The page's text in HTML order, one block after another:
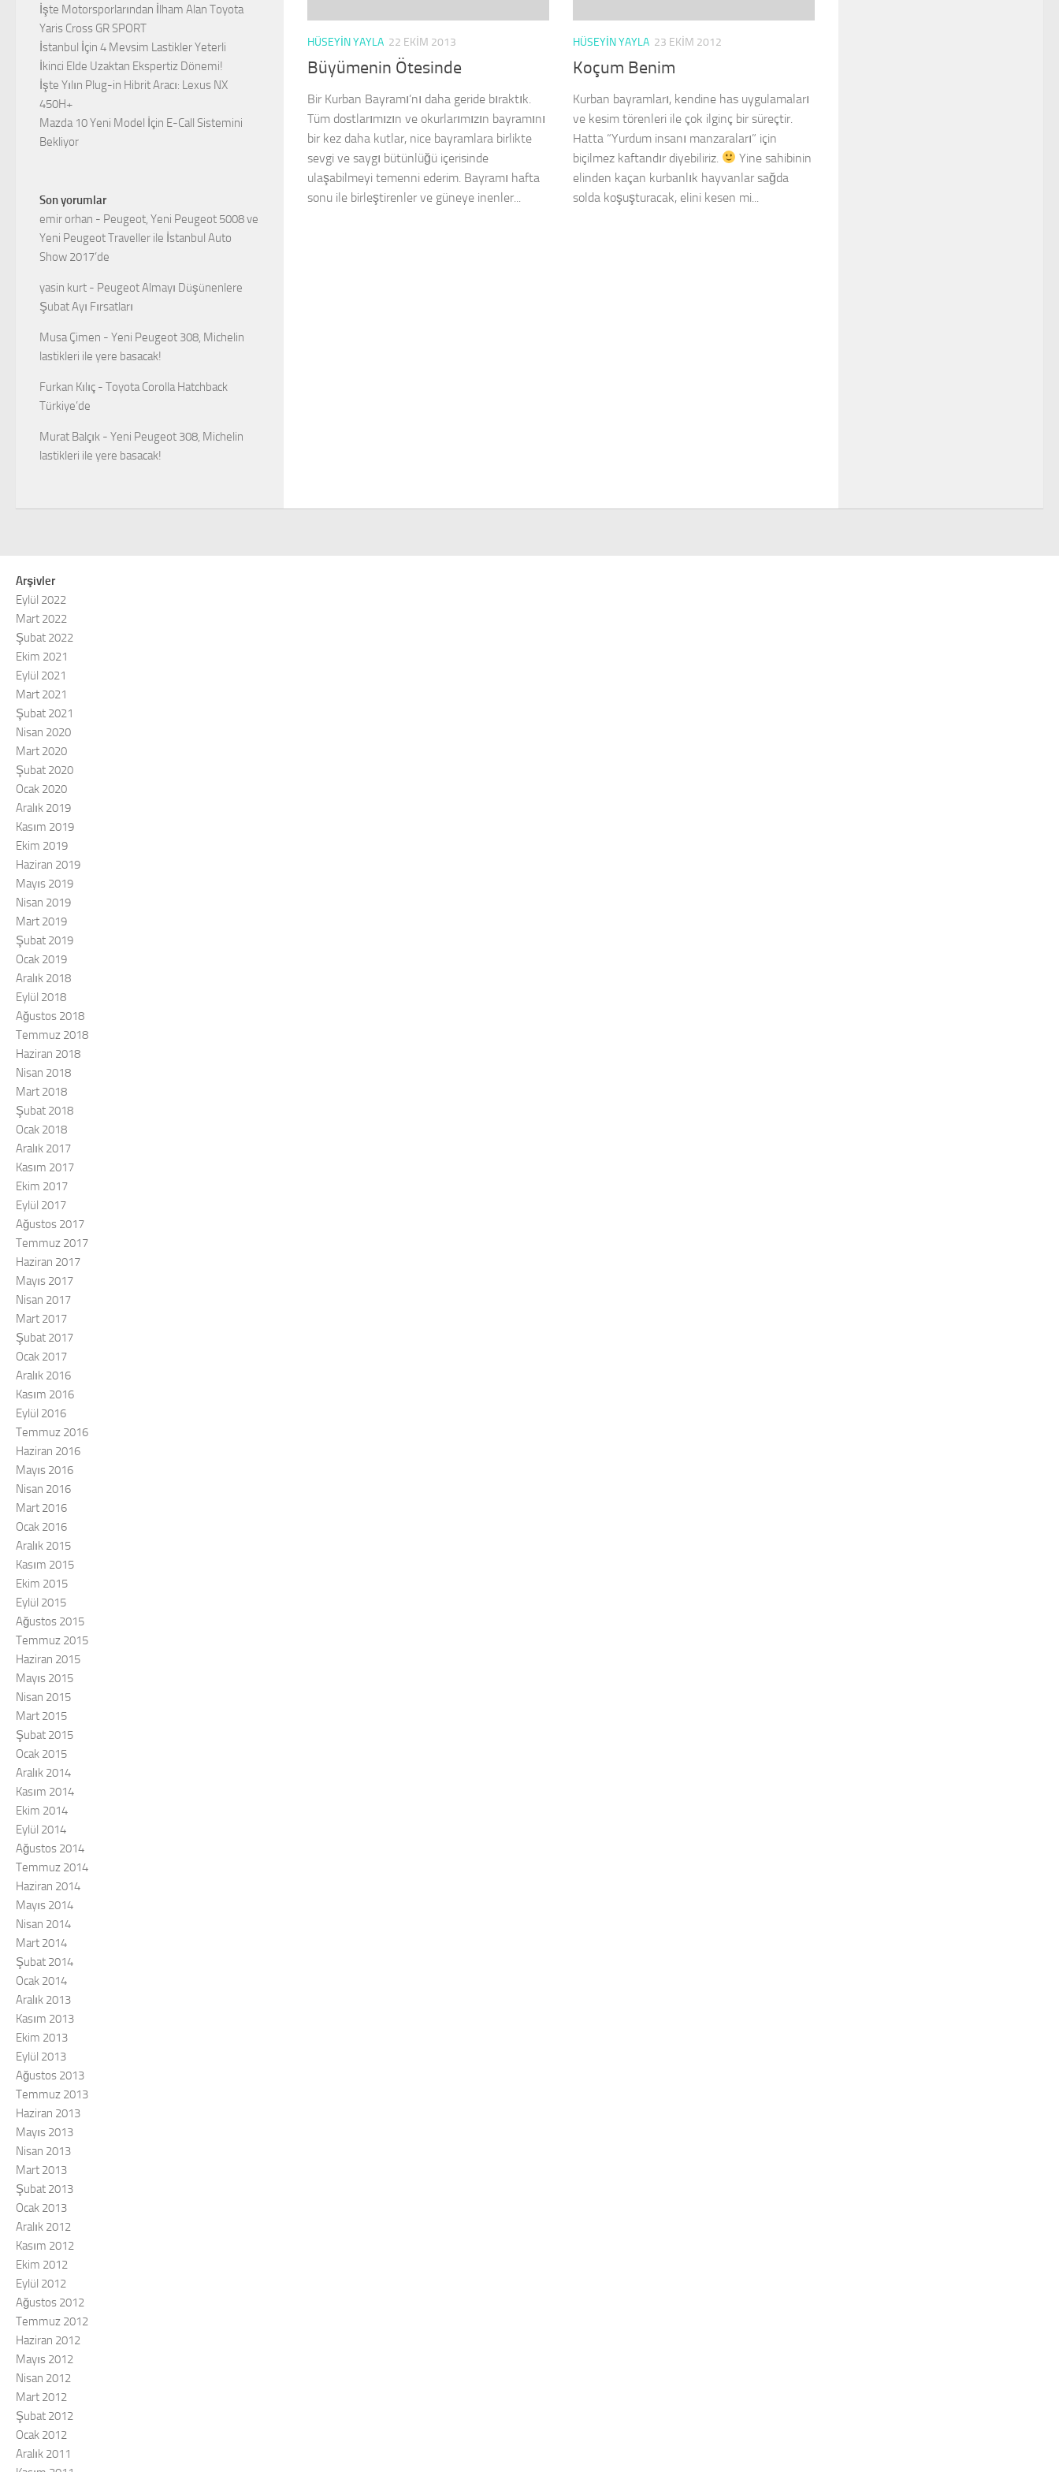
HÜSEYIN YAYLA 22 EKIM 2013
Büyümenin Ötesinde
Bir Kurban Bayramı’nı daha geride bıraktık.
Tüm dostlarımızın ve okurlarımızın bayramını
bir kez daha kutlar, nice bayramlara birlikte
sevgi ve saygı bütünlüğü içerisinde
ulaşabilmeyi temenni ederim. Bayramı hafta
sonu ile birleştirenler ve güneye inenler...
HÜSEYIN YAYLA 23 EKIM 2012
Koçum Benim
Kurban bayramları, kendine has uygulamaları
ve kesim törenleri ile çok ilginç bir süreçtir.
Hatta “Yurdum insanı manzaraları” için
biçilmez kaftandır diyebiliriz.
Yine sahibinin
elinden kaçan kurbanlık hayvanlar sağda
solda koşuşturacak, elini kesen mi...
İşte Motorsporlarından İlham Alan Toyota
Yaris Cross GR SPORT
İstanbul İçin 4 Mevsim Lastikler Yeterli
İkinci Elde Uzaktan Ekspertiz Dönemi!
İşte Yılın Plug-in Hibrit Aracı: Lexus NX
450H+
Mazda 10 Yeni Model İçin E-Call Sistemini
Bekliyor
Son yorumlar
emir orhan - Peugeot, Yeni Peugeot 5008 ve
Yeni Peugeot Traveller ile İstanbul Auto
Show 2017’de
yasin kurt - Peugeot Almayı Düşünenlere
Şubat Ayı Fırsatları
Musa Çimen - Yeni Peugeot 308, Michelin
lastikleri ile yere basacak!
Furkan Kılıç - Toyota Corolla Hatchback
Türkiye’de
Murat Balçık - Yeni Peugeot 308, Michelin
lastikleri ile yere basacak!
Arşivler
Eylül 2022
Mart 2022
Şubat 2022
Ekim 2021
Eylül 2021
Mart 2021
Şubat 2021
Nisan 2020
Mart 2020
Şubat 2020
Ocak 2020
Aralık 2019
Kasım 2019
Ekim 2019
Haziran 2019
Mayıs 2019
Nisan 2019
Mart 2019
Şubat 2019
Ocak 2019
Aralık 2018
Eylül 2018
Ağustos 2018
Temmuz 2018
Haziran 2018
Nisan 2018
Mart 2018
Şubat 2018
Ocak 2018
Aralık 2017
Kasım 2017
Ekim 2017
Eylül 2017
Ağustos 2017
Temmuz 2017
Haziran 2017
Mayıs 2017
Nisan 2017
Mart 2017
Şubat 2017
Ocak 2017
Aralık 2016
Kasım 2016
Eylül 2016
Temmuz 2016
Haziran 2016
Mayıs 2016
Nisan 2016
Mart 2016
Ocak 2016
Aralık 2015
Kasım 2015
Ekim 2015
Eylül 2015
Ağustos 2015
Temmuz 2015
Haziran 2015
Mayıs 2015
Nisan 2015
Mart 2015
Şubat 2015
Ocak 2015
Aralık 2014
Kasım 2014
Ekim 2014
Eylül 2014
Ağustos 2014
Temmuz 2014
Haziran 2014
Mayıs 2014
Nisan 2014
Mart 2014
Şubat 2014
Ocak 2014
Aralık 2013
Kasım 2013
Ekim 2013
Eylül 2013
Ağustos 2013
Temmuz 2013
Haziran 2013
Mayıs 2013
Nisan 2013
Mart 2013
Şubat 2013
Ocak 2013
Aralık 2012
Kasım 2012
Ekim 2012
Eylül 2012
Ağustos 2012
Temmuz 2012
Haziran 2012
Mayıs 2012
Nisan 2012
Mart 2012
Şubat 2012
Ocak 2012
Aralık 2011